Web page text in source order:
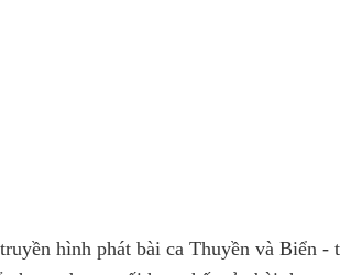
hình phát bài ca Thuyền và Biển -